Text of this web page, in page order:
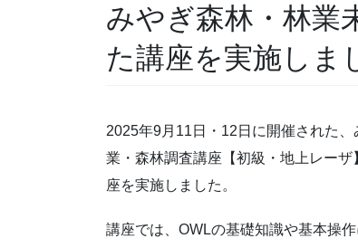
みやぎ森林・林業
た講座を実施しま
2025年9月11日・12日に開催された
業・森林調査講座【初級・地上レー
座を実施しました。
講座では、OWLの基礎知識や基本操